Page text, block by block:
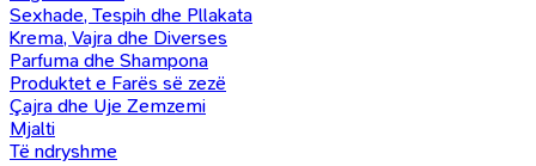
Sexhade, Tespih dhe Pllakata
Krema, Vajra dhe Diverses
Parfuma dhe Shampona
Produktet e Farës së zezë
Çajra dhe Uje Zemzemi
Mjalti
Të ndryshme